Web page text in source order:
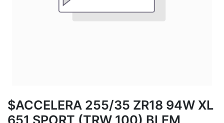
$ACCELERA 255/35 ZR18 94W XL
651 SPORT (TRW 100) BLEM